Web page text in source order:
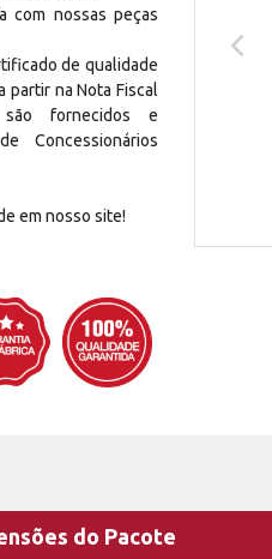
com nossas peças
de qualidade
partir na Nota Fiscal
são fornecidos e
Concessionários
em nosso site!
do Pacote